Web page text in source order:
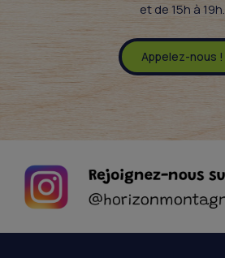
et de 15h à 19h.
Appelez-nous !